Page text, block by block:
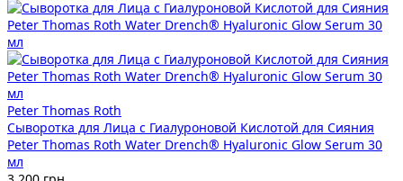
Peter Thomas Roth
Сыворотка для Лица с Гиалуроновой Кислотой для Сияния
Peter Thomas Roth Water Drench® Hyaluronic Glow Serum 30
мл